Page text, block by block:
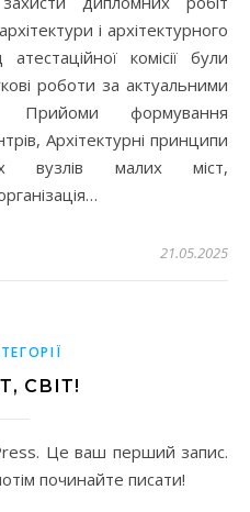
і архітектурного
комісії були
роботи за актуальними
Прийоми формування
Архітектурні принципи
вузлів малих міст,
21.05.2025
СВІТ!
починайте писати!